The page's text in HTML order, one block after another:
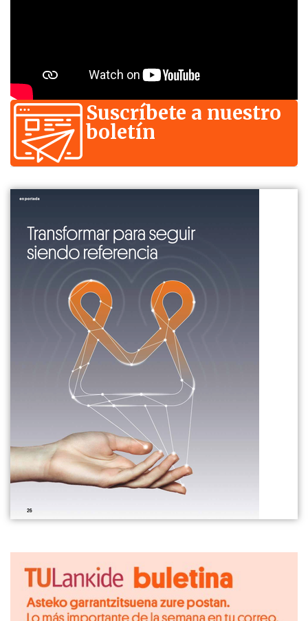
Suscríbete a nuestro
boletín